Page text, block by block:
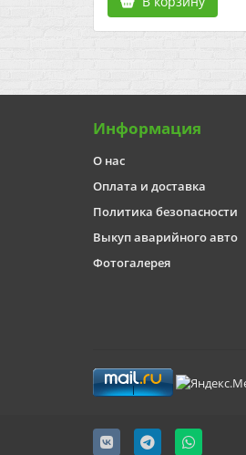
Информация
О нас
Оплата и доставка
Политика безопасности
Выкуп аварийного авто
Фотогалерея